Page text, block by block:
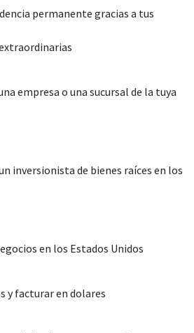
permanente gracias a tus
empresa o una sucursal de la tuya
inversionista de bienes raíces en los
en los Estados Unidos
y facturar en dolares